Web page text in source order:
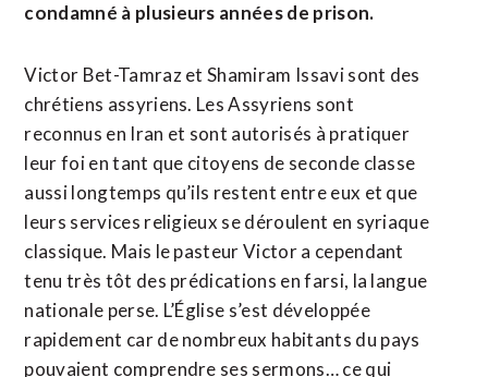
condamné à plusieurs années de prison.
Victor Bet-Tamraz et Shamiram Issavi sont des
chrétiens assyriens. Les Assyriens sont
reconnus en Iran et sont autorisés à pratiquer
leur foi en tant que citoyens de seconde classe
aussi longtemps qu’ils restent entre eux et que
leurs services religieux se déroulent en syriaque
classique. Mais le pasteur Victor a cependant
tenu très tôt des prédications en farsi, la langue
nationale perse. L’Église s’est développée
rapidement car de nombreux habitants du pays
pouvaient comprendre ses sermons… ce qui